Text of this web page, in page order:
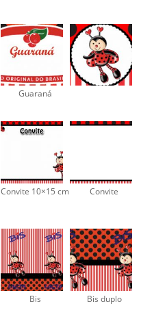
Guaraná
Convite 10×15 cm Convite
Bis Bis duplo